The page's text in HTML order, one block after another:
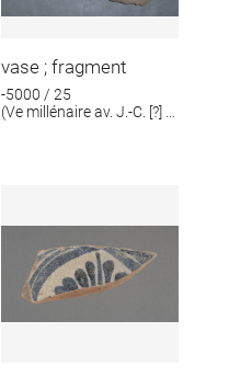
vase ; fragment
-5000 / 25
(Ve millénaire av. J.-C. [?] ;